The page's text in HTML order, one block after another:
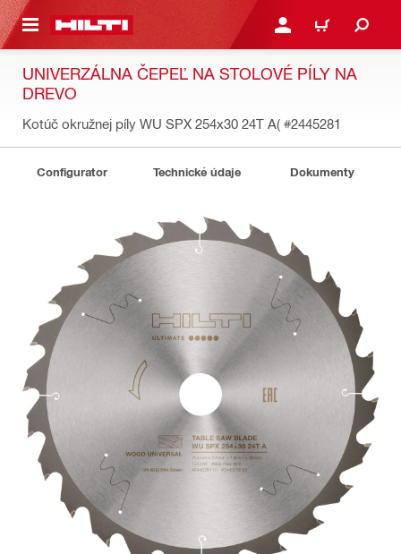
HLAVNÝ OBSAH PRIHLÁSIŤ ALEBO
KOŠÍK
UNIVERZÁLNA ČEPEĽ NA STOLOVÉ PÍLY NA
DREVO
Kotúč okružnej píly WU SPX 254x30 24T A( #2445281
Configurator Technické údaje Dokumenty